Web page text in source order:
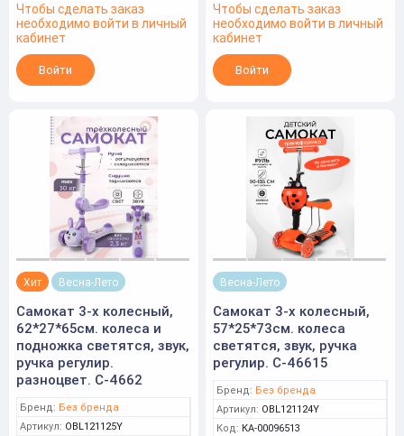
Чтобы сделать заказ
необходимо войти в личный
кабинет
Войти
Чтобы сделать заказ
необходимо войти в личный
кабинет
Войти
Хит Весна-Лето
Самокат 3-х колесный,
62*27*65см. колеса и
подножка светятся, звук,
ручка регулир.
разноцвет. С-4662
Бренд: Без бренда
Артикул: OBL121125Y
Весна-Лето
Самокат 3-х колесный,
57*25*73см. колеса
светятся, звук, ручка
регулир. С-46615
Бренд: Без бренда
Артикул: OBL121124Y
Код: КА-00096513